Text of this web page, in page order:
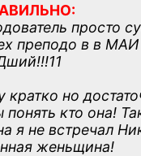
просто
преподо в в МАИ
кратко но
понять кто она!
я не встречал
женьщина!